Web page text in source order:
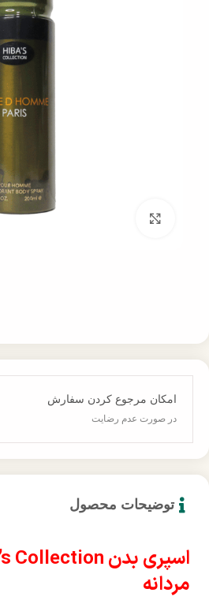
برای بزرگنمایی کلیک کنید
امکان مرجوع کردن سفارش
در صورت عدم رضایت
توضیحات محصول
مردانه